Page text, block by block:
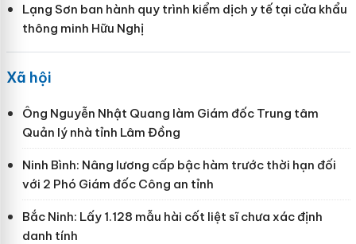
Lạng Sơn ban hành quy trình kiểm dịch y tế tại cửa khẩu
thông minh Hữu Nghị
Xã hội
Ông Nguyễn Nhật Quang làm Giám đốc Trung tâm
Quản lý nhà tỉnh Lâm Đồng
Ninh Bình: Nâng lương cấp bậc hàm trước thời hạn đối
với 2 Phó Giám đốc Công an tỉnh
Bắc Ninh: Lấy 1.128 mẫu hài cốt liệt sĩ chưa xác định
danh tính